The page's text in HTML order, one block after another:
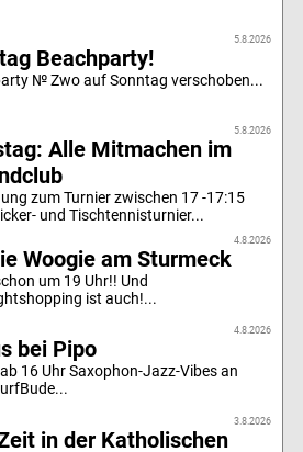
5.8.2026
Beachparty!
№ Zwo auf Sonntag verschoben...
5.8.2026
Alle Mitmachen im
zum Turnier zwischen 17 -17:15
und Tischtennisturnier...
4.8.2026
Woogie am Sturmeck
um 19 Uhr!! Und
ist auch!...
4.8.2026
bei Pipo
ab 16 Uhr Saxophon-Jazz-Vibes an
3.8.2026
in der Katholischen